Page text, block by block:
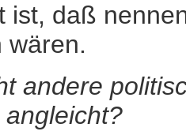
ist, daß
wären.
andere